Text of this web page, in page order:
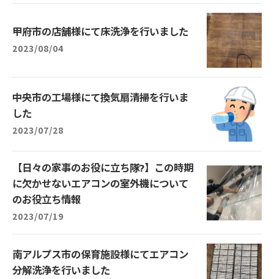
甲府市の店舗様にて床洗浄を行いました
2023/08/04
中央市の工場様にて換気扇清掃を行いま
した
2023/07/28
【日々の家事のお役に立ち隊?】この時期
に欠かせないエアコンの室外機について
のお役立ち情報
2023/07/19
南アルプス市の保育施設様にてエアコン
分解洗浄を行いました